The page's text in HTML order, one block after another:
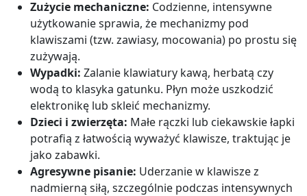
Zużycie mechaniczne: Codzienne, intensywne
użytkowanie sprawia, że mechanizmy pod
klawiszami (tzw. zawiasy, mocowania) po prostu się
zużywają.
Wypadki: Zalanie klawiatury kawą, herbatą czy
wodą to klasyka gatunku. Płyn może uszkodzić
elektronikę lub skleić mechanizmy.
Dzieci i zwierzęta: Małe rączki lub ciekawskie łapki
potrafią z łatwością wyważyć klawisze, traktując je
jako zabawki.
Agresywne pisanie: Uderzanie w klawisze z
nadmierną siłą, szczególnie podczas intensywnych